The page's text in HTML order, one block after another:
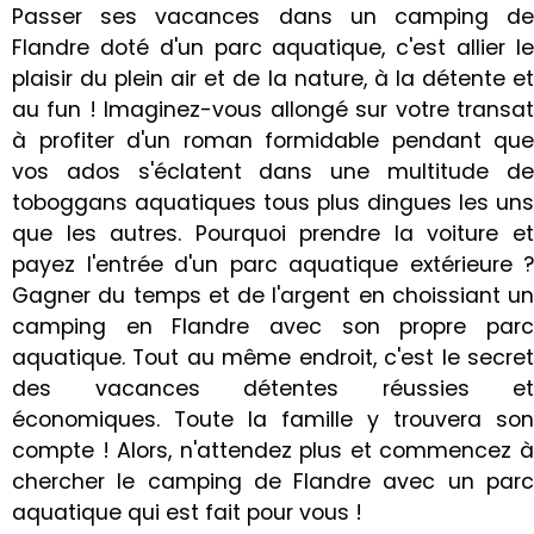
Passer ses vacances dans un camping de
Flandre doté d'un parc aquatique, c'est allier le
plaisir du plein air et de la nature, à la détente et
au fun ! Imaginez-vous allongé sur votre transat
à profiter d'un roman formidable pendant que
vos ados s'éclatent dans une multitude de
toboggans aquatiques tous plus dingues les uns
que les autres. Pourquoi prendre la voiture et
payez l'entrée d'un parc aquatique extérieure ?
Gagner du temps et de l'argent en choissiant un
camping en Flandre avec son propre parc
aquatique. Tout au même endroit, c'est le secret
des vacances détentes réussies et
économiques. Toute la famille y trouvera son
compte ! Alors, n'attendez plus et commencez à
chercher le camping de Flandre avec un parc
aquatique qui est fait pour vous !